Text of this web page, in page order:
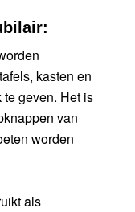
kasten en
geven. Het is
van
worden
als